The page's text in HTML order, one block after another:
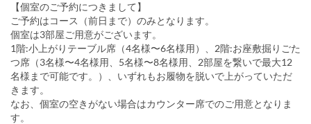
【個室のご予約につきまして】
ご予約はコース（前日まで）のみとなります。
個室は3部屋ご用意がございます。
1階:小上がりテーブル席（4名様〜6名様用）、2階:お座敷掘りごた
つ席（3名様〜4名様用、5名様〜8名様用、2部屋を繋いで最大12
名様まで可能です。）、いずれもお履物を脱いで上がっていただ
きます。
なお、個室の空きがない場合はカウンター席でのご用意となりま
す。